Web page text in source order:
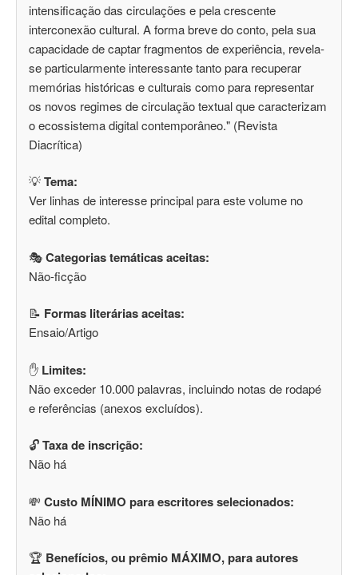
intensificação das circulações e pela crescente
interconexão cultural. A forma breve do conto, pela sua
capacidade de captar fragmentos de experiência, revela-
se particularmente interessante tanto para recuperar
memórias históricas e culturais como para representar
os novos regimes de circulação textual que caracterizam
o ecossistema digital contemporâneo." (Revista
Diacrítica)
💡Tema:
Ver linhas de interesse principal para este volume no
edital completo.
🎭Categorias temáticas aceitas:
Não-ficção
📝 Formas literárias aceitas:
Ensaio/Artigo
✋ Limites:
Não exceder 10.000 palavras, incluindo notas de rodapé
e referências (anexos excluídos).
🔓Taxa de inscrição:
Não há
💸 Custo MÍNIMO para escritores selecionados:
Não há
🏆 Benefícios, ou prêmio MÁXIMO, para autores